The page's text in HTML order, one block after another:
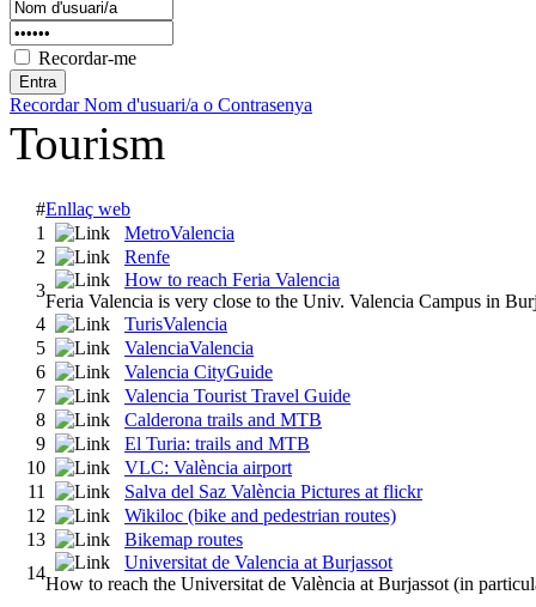
Recordar-me
Recordar Nom d'usuari/a o Contrasenya
Tourism
#Enllaç web
1
MetroValencia
2
Renfe
3
How to reach Feria Valencia
Feria Valencia is very close to the Univ. Valencia Campus in
4
TurisValencia
5
ValenciaValencia
6
Valencia CityGuide
7
Valencia Tourist Travel Guide
8
Calderona trails and MTB
9
El Turia: trails and MTB
10
VLC: València airport
11
Salva del Saz València Pictures at flickr
12
Wikiloc (bike and pedestrian routes)
13
Bikemap routes
14
Universitat de Valencia at Burjassot
How to reach the Universitat de València at Burjassot (in